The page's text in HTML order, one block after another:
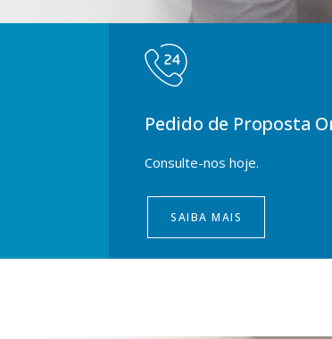
Pedido de Proposta
Consulte-nos hoje.
SAIBA MAIS